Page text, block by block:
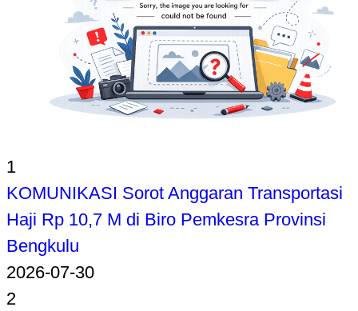
1
KOMUNIKASI Sorot Anggaran Transportasi
Haji Rp 10,7 M di Biro Pemkesra Provinsi
Bengkulu
2026-07-30
2